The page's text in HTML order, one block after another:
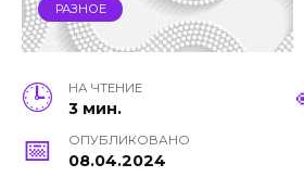
РАЗНОЕ
НА ЧТЕНИЕ
3 мин.
ОПУБЛИКОВАНО
08.04.2024